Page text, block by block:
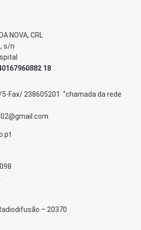
NOVA, CRL
s/n
18
Fax/ 238605201 “chamada da rede
– 20370